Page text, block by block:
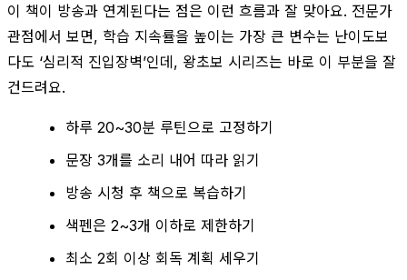
이 책이 방송과 연계된다는 점은 이런 흐름과 잘 맞아요. 전문가
관점에서 보면, 학습 지속률을 높이는 가장 큰 변수는 난이도보
다도 ‘심리적 진입장벽’인데, 왕초보 시리즈는 바로 이 부분을 잘
건드려요.
하루 20~30분 루틴으로 고정하기
문장 3개를 소리 내어 따라 읽기
방송 시청 후 책으로 복습하기
색펜은 2~3개 이하로 제한하기
최소 2회 이상 회독 계획 세우기